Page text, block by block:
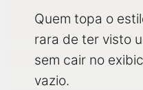
Quem topa o
rara de ter visto
sem cair no
vazio.